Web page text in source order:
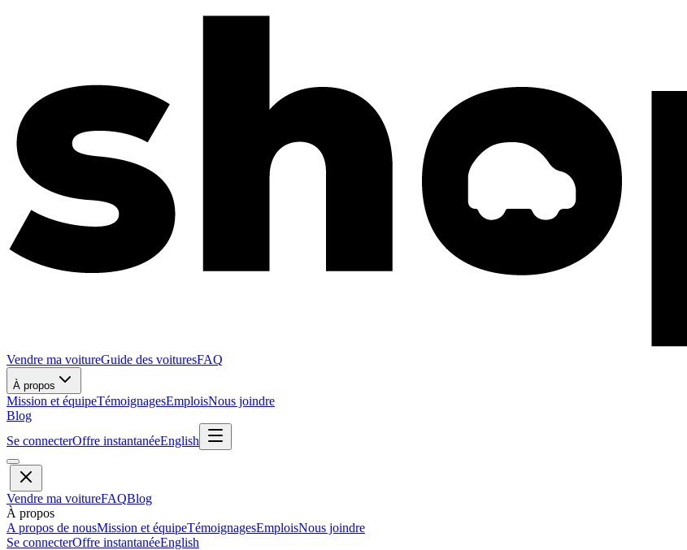
Vendre ma voitureGuide des voituresFAQ
À propos
Mission et équipeTémoignagesEmploisNous joindre
Blog
Se connecterOffre instantanéeEnglish
Vendre ma voitureFAQBlog
À propos
A propos de nousMission et équipeTémoignagesEmploisNous joindre
Se connecterOffre instantanéeEnglish